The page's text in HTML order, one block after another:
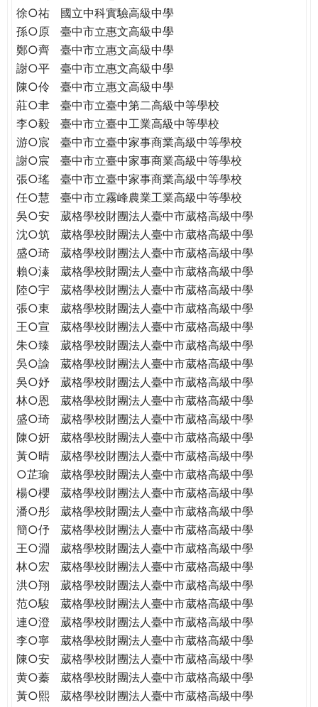
民。
WAGOR
TODAY
THE
WORLD
TOMORROW
PUTTING
YOU
ON
THE
PATH
GLOBAL
CITIZENSHIP
徐○祐
國立中科實驗高級中學
孫○原
臺中市立惠文高級中學
鄭○齊
臺中市立惠文高級中學
謝○平
臺中市立惠文高級中學
陳○伶
臺中市立惠文高級中學
莊○聿
臺中市立臺中第二高級中等學校
李○毅
臺中市立臺中工業高級中等學校
游○宸
臺中市立臺中家事商業高級中等學校
謝○宸
臺中市立臺中家事商業高級中等學校
張○瑤
臺中市立臺中家事商業高級中等學校
任○慧
臺中市立霧峰農業工業高級中等學校
吳○安
葳格學校財團法人臺中市葳格高級中學
沈○筑
葳格學校財團法人臺中市葳格高級中學
盛○琦
葳格學校財團法人臺中市葳格高級中學
賴○溱
葳格學校財團法人臺中市葳格高級中學
陸○宇
葳格學校財團法人臺中市葳格高級中學
張○東
葳格學校財團法人臺中市葳格高級中學
王○宣
葳格學校財團法人臺中市葳格高級中學
朱○臻
葳格學校財團法人臺中市葳格高級中學
吳○諭
葳格學校財團法人臺中市葳格高級中學
吳○妤
葳格學校財團法人臺中市葳格高級中學
林○恩
葳格學校財團法人臺中市葳格高級中學
盛○琦
葳格學校財團法人臺中市葳格高級中學
陳○妍
葳格學校財團法人臺中市葳格高級中學
黃○晴
葳格學校財團法人臺中市葳格高級中學
○芷瑜
葳格學校財團法人臺中市葳格高級中學
楊○櫻
葳格學校財團法人臺中市葳格高級中學
潘○彤
葳格學校財團法人臺中市葳格高級中學
簡○伃
葳格學校財團法人臺中市葳格高級中學
王○淵
葳格學校財團法人臺中市葳格高級中學
林○宏
葳格學校財團法人臺中市葳格高級中學
洪○翔
葳格學校財團法人臺中市葳格高級中學
范○駿
葳格學校財團法人臺中市葳格高級中學
連○澄
葳格學校財團法人臺中市葳格高級中學
李○寧
葳格學校財團法人臺中市葳格高級中學
陳○安
葳格學校財團法人臺中市葳格高級中學
黄○蓁
葳格學校財團法人臺中市葳格高級中學
黃○熙
葳格學校財團法人臺中市葳格高級中學